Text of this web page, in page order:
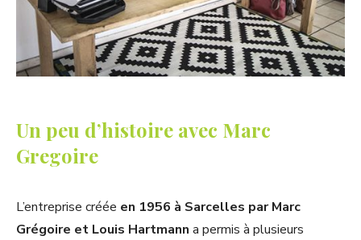
Un peu d’histoire avec Marc
Gregoire
L’entreprise créée en 1956 à Sarcelles par Marc
Grégoire et Louis Hartmann a permis à plusieurs